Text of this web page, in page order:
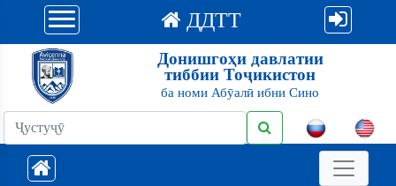
ДДТТ
Донишгоҳи давлатии
тиббии Тоҷикистон
ба номи Абӯалӣ ибни Сино